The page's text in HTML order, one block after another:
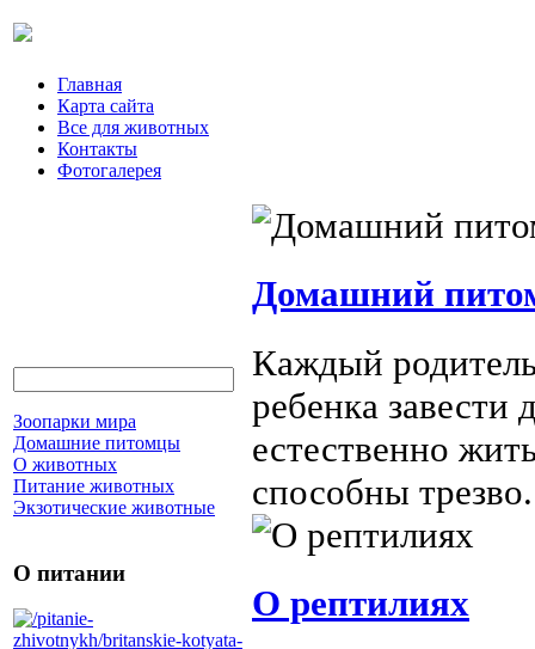
Главная
Карта сайта
Все для животных
Контакты
Фотогалерея
Зоопарки мира
Домашние питомцы
О животных
Питание животных
Экзотические животные
О питании
Домашний
Каждый
ребенка
естественно
способны
О рептилиях